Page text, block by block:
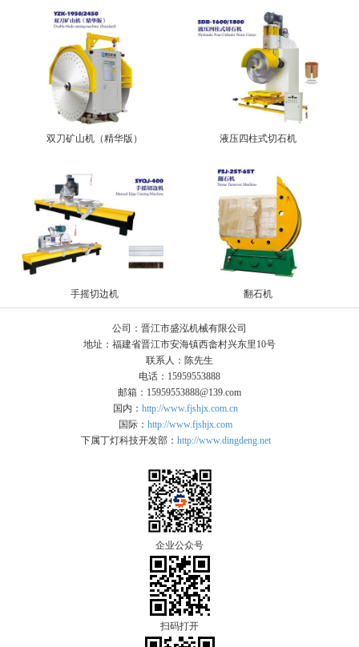
双刀矿山机（精华版） 液压四柱式切石机
手摇切边机 翻石机
公司：晋江市盛泓机械有限公司
地址：福建省晋江市安海镇西畲村兴东里10号
联系人：陈先生
电话：15959553888
邮箱：15959553888@139.com
国内： http://www.fjshjx.com.cn
国际： http://www.fjshjx.com
下属丁灯科技开发部： http://www.dingdeng.net
企业公众号
扫码打开